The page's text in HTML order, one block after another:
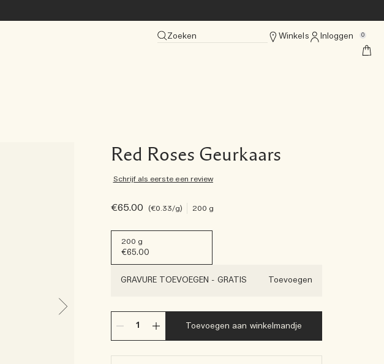
Zoeken Winkels Inloggen 0
Red Roses Geurkaars
Schrijf als eerste een review
€65.00 €0.33/g 200 g
200 g
€65.00
GRAVURE TOEVOEGEN - GRATIS Toevoegen
Toevoegen aan winkelmandje